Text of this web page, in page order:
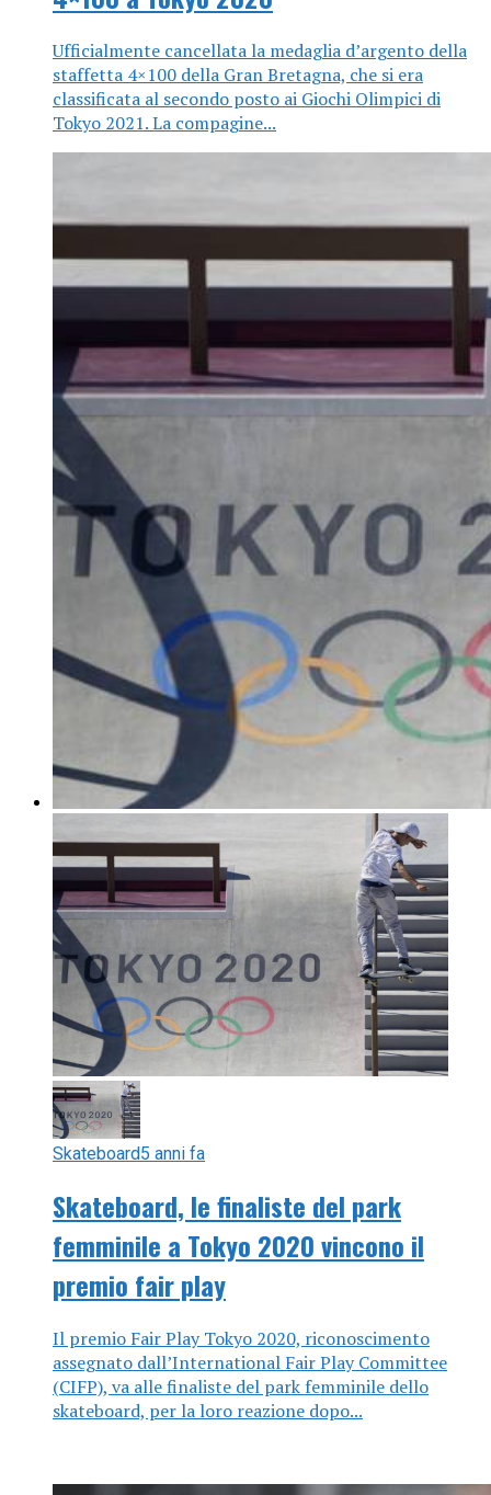
Ufficialmente cancellata la medaglia d’argento della
staffetta 4×100 della Gran Bretagna, che si era
classificata al secondo posto ai Giochi Olimpici di
Tokyo 2021. La compagine...
Skateboard5 anni fa
Skateboard, le finaliste del park
femminile a Tokyo 2020 vincono il
premio fair play
Il premio Fair Play Tokyo 2020, riconoscimento
assegnato dall’International Fair Play Committee
(CIFP), va alle finaliste del park femminile dello
skateboard, per la loro reazione dopo...